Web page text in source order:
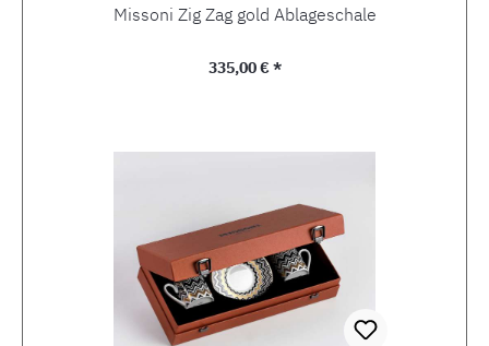
Missoni Zig Zag gold Ablageschale
Regulärer Preis:
335,00 € *